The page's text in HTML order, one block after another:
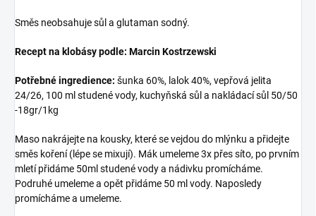
Směs neobsahuje sůl a glutaman sodný.
Recept na klobásy podle: Marcin Kostrzewski
Potřebné ingredience: šunka 60%, lalok 40%, vepřová jelita
24/26, 100 ml studené vody, kuchyňská sůl a nakládací sůl 50/50
-18gr/1kg
Maso nakrájejte na kousky, které se vejdou do mlýnku a přidejte
směs koření (lépe se mixují). Mák umeleme 3x přes síto, po prvním
mletí přidáme 50ml studené vody a nádivku promícháme.
Podruhé umeleme a opět přidáme 50 ml vody. Naposledy
promícháme a umeleme.